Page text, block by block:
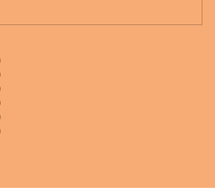
im Seminarraum der St.
Frauenkirchen (vom Parkplatz hinter